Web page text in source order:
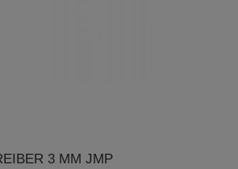
3 MM JMP